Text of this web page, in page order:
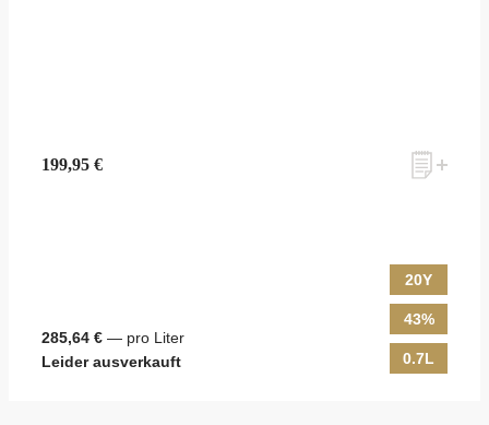
199,95 €
285,64 € — pro Liter
Leider ausverkauft
20Y
43%
0.7L